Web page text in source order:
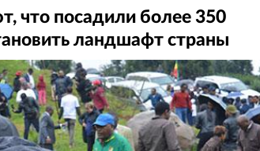
что посадили более 350
ландшафт страны